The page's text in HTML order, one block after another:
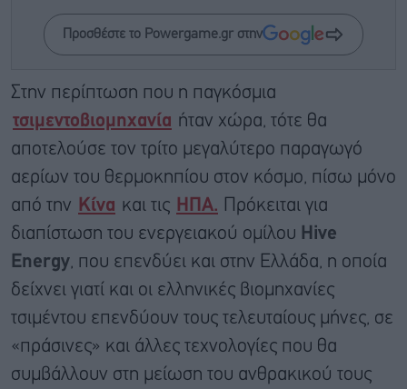
Προσθέστε το Powergame.gr στην
Στην περίπτωση που η παγκόσμια
τσιμεντοβιομηχανία ήταν χώρα, τότε θα
αποτελούσε τον τρίτο μεγαλύτερο παραγωγό
αερίων του θερμοκηπίου στον κόσμο, πίσω μόνο
από την
Κίνα και τις ΗΠΑ.
Πρόκειται για
διαπίστωση του ενεργειακού ομίλου Hive
Energy, που επενδύει και στην Ελλάδα, η οποία
δείχνει γιατί και οι ελληνικές βιομηχανίες
τσιμέντου επενδύουν τους τελευταίους μήνες, σε
«πράσινες» και άλλες τεχνολογίες που θα
συμβάλλουν στη μείωση του ανθρακικού τους